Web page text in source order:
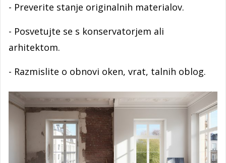
- Preverite stanje originalnih materialov.
- Posvetujte se s konservatorjem ali
arhitektom.
- Razmislite o obnovi oken, vrat, talnih oblog.